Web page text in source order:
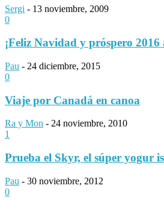
Sergi - 13 noviembre, 2009
0
¡Feliz Navidad y próspero 2016
Pau - 24 diciembre, 2015
0
Viaje por Canadá en canoa
Ra y Mon - 24 noviembre, 2010
1
Prueba el Skyr, el súper yogur
Pau - 30 noviembre, 2012
0